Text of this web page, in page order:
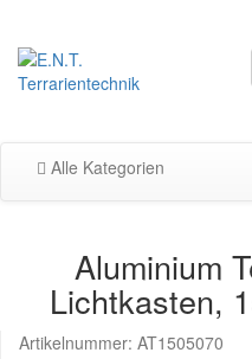
Alle Kategorien
Aluminium
Lichtkasten,
Artikelnummer: AT1505070